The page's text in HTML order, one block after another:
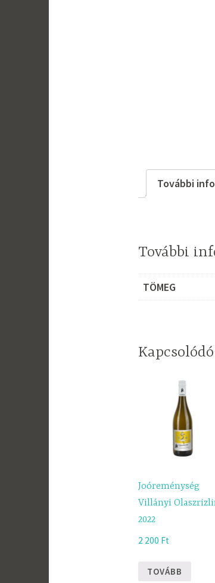
További
További
TÖMEG
Joóreménység
Villányi
2022
2 200 Ft
TOVÁBB